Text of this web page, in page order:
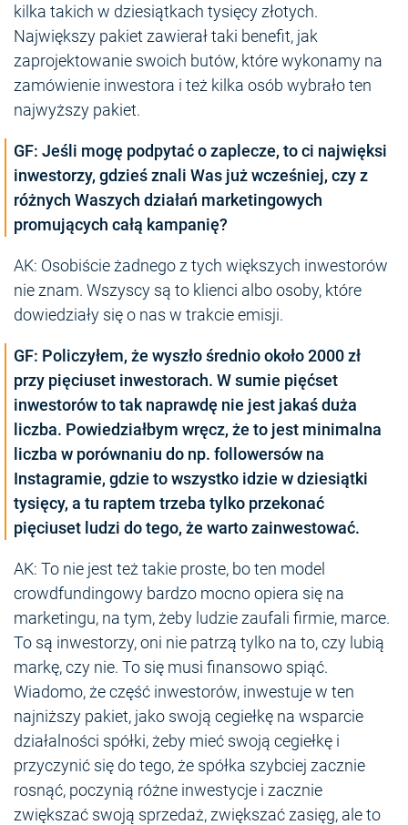
kilka takich w dziesiątkach tysięcy złotych.
Największy pakiet zawierał taki benefit, jak
zaprojektowanie swoich butów, które wykonamy na
zamówienie inwestora i też kilka osób wybrało ten
najwyższy pakiet.
GF: Jeśli mogę podpytać o zaplecze, to ci najwięksi
inwestorzy, gdzieś znali Was już wcześniej, czy z
różnych Waszych działań marketingowych
promujących całą kampanię?
AK: Osobiście żadnego z tych większych inwestorów
nie znam. Wszyscy są to klienci albo osoby, które
dowiedziały się o nas w trakcie emisji.
GF: Policzyłem, że wyszło średnio około 2000 zł
przy pięciuset inwestorach. W sumie pięćset
inwestorów to tak naprawdę nie jest jakaś duża
liczba. Powiedziałbym wręcz, że to jest minimalna
liczba w porównaniu do np. followersów na
Instagramie, gdzie to wszystko idzie w dziesiątki
tysięcy, a tu raptem trzeba tylko przekonać
pięciuset ludzi do tego, że warto zainwestować.
AK: To nie jest też takie proste, bo ten model
crowdfundingowy bardzo mocno opiera się na
marketingu, na tym, żeby ludzie zaufali firmie, marce.
To są inwestorzy, oni nie patrzą tylko na to, czy lubią
markę, czy nie. To się musi finansowo spiąć.
Wiadomo, że część inwestorów, inwestuje w ten
najniższy pakiet, jako swoją cegiełkę na wsparcie
działalności spółki, żeby mieć swoją cegiełkę i
przyczynić się do tego, że spółka szybciej zacznie
rosnąć, poczynią różne inwestycje i zacznie
zwiększać swoją sprzedaż, zwiększać zasięg, ale to